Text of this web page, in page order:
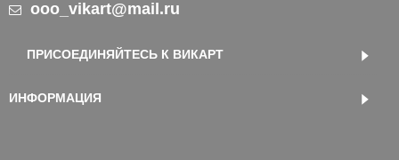
ooo_vikart@mail.ru
ПРИСОЕДИНЯЙТЕСЬ К ВИКАРТ
ИНФОРМАЦИЯ